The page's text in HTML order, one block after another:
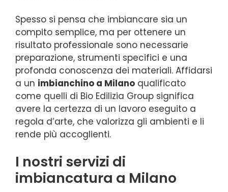
Spesso si pensa che imbiancare sia un
compito semplice, ma per ottenere un
risultato professionale sono necessarie
preparazione, strumenti specifici e una
profonda conoscenza dei materiali. Affidarsi
a un imbianchino a Milano qualificato
come quelli di Bio Edilizia Group significa
avere la certezza di un lavoro eseguito a
regola d’arte, che valorizza gli ambienti e li
rende più accoglienti.
I nostri servizi di
imbiancatura a Milano